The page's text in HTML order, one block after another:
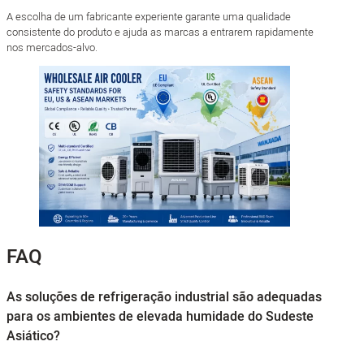
A escolha de um fabricante experiente garante uma qualidade
consistente do produto e ajuda as marcas a entrarem rapidamente
nos mercados-alvo.
FAQ
As soluções de refrigeração industrial são adequadas
para os ambientes de elevada humidade do Sudeste
Asiático?